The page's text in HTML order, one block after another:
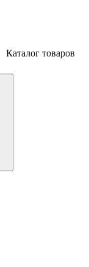
Каталог товаров